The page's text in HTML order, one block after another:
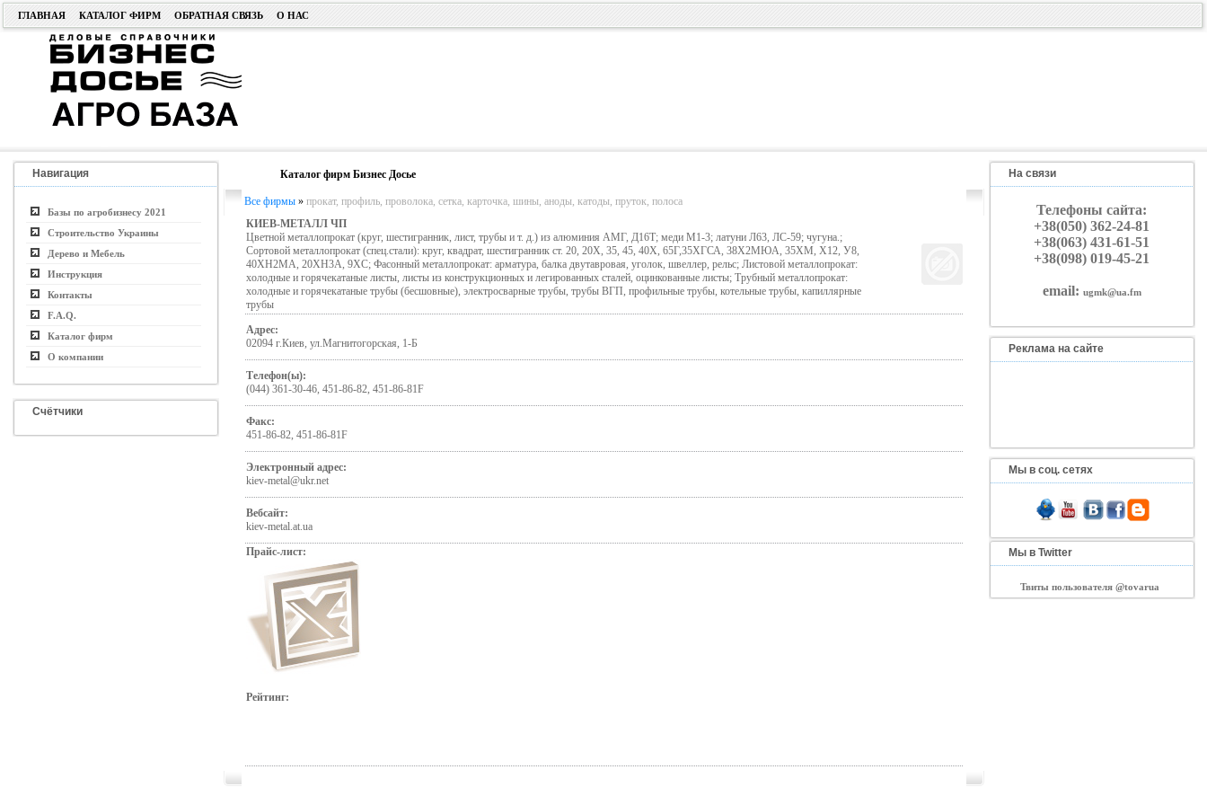
ГЛАВНАЯ КАТАЛОГ ФИРМ ОБРАТНАЯ СВЯЗЬ О НАС
Навигация
Базы по агробизнесу 2021
Строительство Украины
Дерево и Мебель
Инструкция
Контакты
F.A.Q.
Каталог фирм
О компании
Счётчики
Каталог фирм Бизнес Досье
Все фирмы» прокат, профиль, проволока, сетка, карточка, шины, аноды, катоды, пруток, полоса
КИЕВ-МЕТАЛЛ ЧП
Цветной металлопрокат (круг, шестигранник, лист, трубы и т. д.) из алюминия АМГ, Д16Т; меди М1-3; латуни Л63, ЛС-59; чугуна.;
Сортовой металлопрокат (спец.стали): круг, квадрат, шестигранник ст. 20, 20Х, 35, 45, 40Х, 65Г,35ХГСА, 38Х2МЮА, 35ХМ, Х12, У8,
40ХН2МА, 20ХН3А, 9ХС; Фасонный металлопрокат: арматура, балка двутавровая, уголок, швеллер, рельс; Листовой металлопрокат:
холодные и горячекатаные листы, листы из конструкционных и легированных сталей, оцинкованные листы; Трубный металлопрокат:
холодные и горячекатаные трубы (бесшовные), электросварные трубы, трубы ВГП, профильные трубы, котельные трубы, капиллярные
трубы
Адрес:
02094 г.Киев, ул.Магнитогорская, 1-Б
Телефон(ы):
(044) 361-30-46, 451-86-82, 451-86-81F
Факс:
451-86-82, 451-86-81F
Электронный адрес:
kiev-metal@ukr.net
Вебсайт:
kiev-metal.at.ua
Прайс-лист:
Рейтинг:
На связи
Телефоны сайта:
+38(050) 362-24-81
+38(063) 431-61-51
+38(098) 019-45-21
email: ugmk@ua.fm
Реклама на сайте
Мы в соц. сетях
Мы в Twitter
Твиты пользователя @tovarua